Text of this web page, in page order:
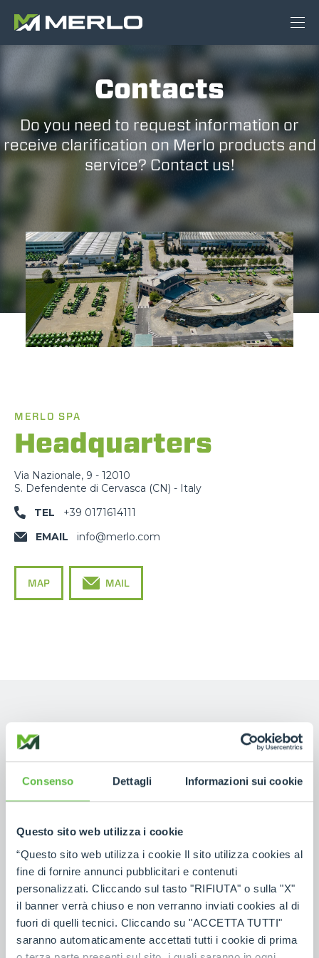
Consenso Dettagli Informazioni sui cookie
Questo sito web utilizza i cookie
“Questo sito web utilizza i cookie Il sito utilizza cookies al
fine di fornire annunci pubblicitari e contenuti
personalizzati. Cliccando sul tasto "RIFIUTA" o sulla "X"
il banner verrà chiuso e non verranno inviati cookies al di
fuori di quelli tecnici. Cliccando su "ACCETTA TUTTI"
saranno automaticamente accettati tutti i cookie di prima
Contacts
Do you need to request information or
receive clarification on Merlo products and
service? Contact us!
MERLO SPA
Headquarters
Via Nazionale, 9 - 12010
S. Defendente di Cervasca (CN) - Italy
TEL
+39 0171614111
EMAIL
info@merlo.com
MAIL
COUNTRY
PROVINCE